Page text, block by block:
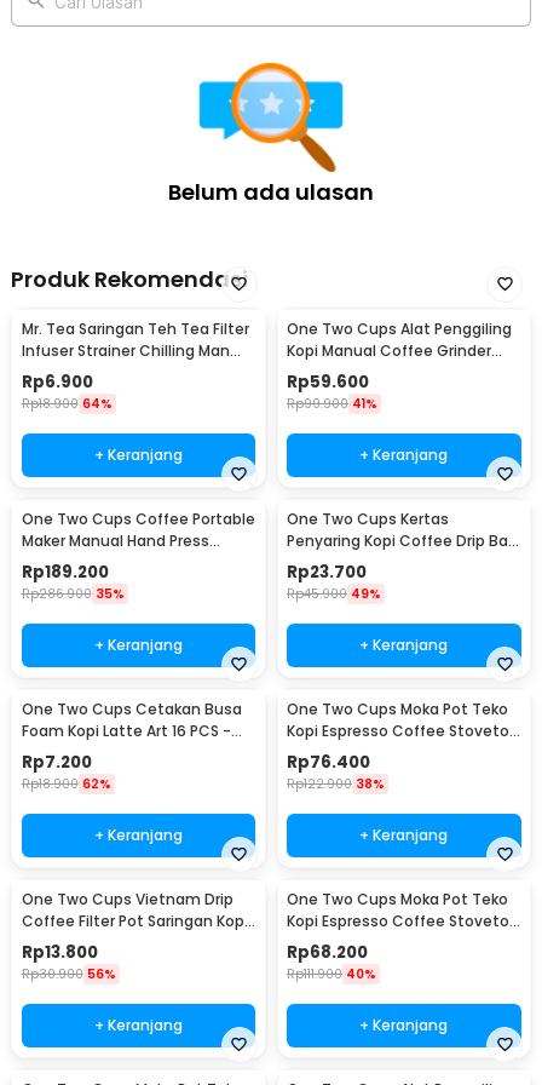
Belum ada ulasan
Produk Rekomendasi
Mr. Tea Saringan Teh Tea Filter
Infuser Strainer Chilling Man
Silicon - MR03
Rp6.900
Rp18.900 64%
+ Keranjang
One Two Cups Alat Penggiling
Kopi Manual Coffee Grinder
Portable - WFCG9800
Rp59.600
Rp99.900 41%
+ Keranjang
One Two Cups Coffee Portable
Maker Manual Hand Press
Espresso 300ml - T35066
Rp189.200
Rp286.900 35%
+ Keranjang
One Two Cups Kertas
Penyaring Kopi Coffee Drip Bag
Paper Filter 50PCS - T111
Rp23.700
Rp45.900 49%
+ Keranjang
One Two Cups Cetakan Busa
Foam Kopi Latte Art 16 PCS -
JJYE01
Rp7.200
Rp18.900 62%
+ Keranjang
One Two Cups Moka Pot Teko
Kopi Espresso Coffee Stovetop
6 Cup 300ml - Z20
Rp76.400
Rp122.900 38%
+ Keranjang
One Two Cups Vietnam Drip
Coffee Filter Pot Saringan Kopi
180ml 8Q - LC1
Rp13.800
Rp30.900 56%
+ Keranjang
One Two Cups Moka Pot Teko
Kopi Espresso Coffee Stovetop
4 Cup 200ml - Z20
Rp68.200
Rp111.900 40%
+ Keranjang